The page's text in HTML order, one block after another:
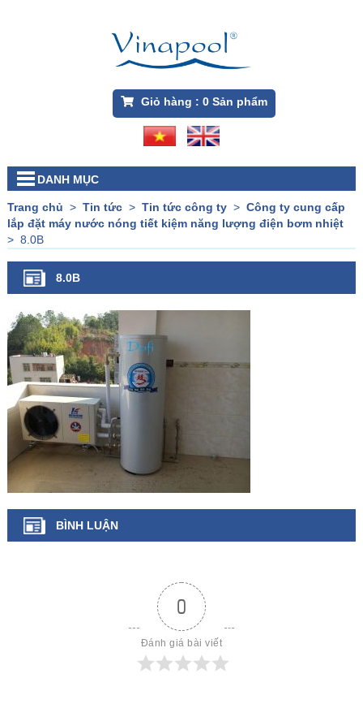
Giỏ hàng : 0Sản phẩm
DANH MỤC
Trang chủ > Tin tức> Tin tức công ty> Công ty cung cấp
lắp đặt máy nước nóng tiết kiệm năng lượng điện bơm nhiệt
> 8.0B
8.0B
BÌNH LUẬN
0
Đánh giá bài viết